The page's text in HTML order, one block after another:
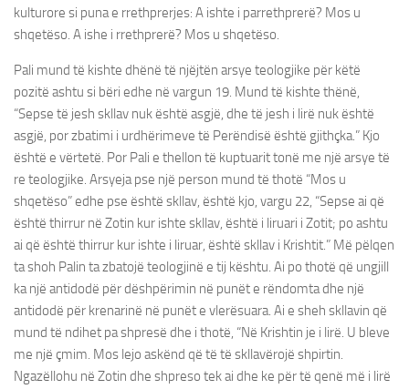
kulturore si puna e rrethprerjes: A ishte i parrethprerë? Mos u
shqetëso. A ishe i rrethprerë? Mos u shqetëso.
Pali mund të kishte dhënë të njëjtën arsye teologjike për këtë
pozitë ashtu si bëri edhe në vargun 19. Mund të kishte thënë,
“Sepse të jesh skllav nuk është asgjë, dhe të jesh i lirë nuk është
asgjë, por zbatimi i urdhërimeve të Perëndisë është gjithçka.” Kjo
është e vërtetë. Por Pali e thellon të kuptuarit tonë me një arsye të
re teologjike. Arsyeja pse një person mund të thotë “Mos u
shqetëso” edhe pse është skllav, është kjo, vargu 22, “Sepse ai që
është thirrur në Zotin kur ishte skllav, është i liruari i Zotit; po ashtu
ai që është thirrur kur ishte i liruar, është skllav i Krishtit.” Më pëlqen
ta shoh Palin ta zbatojë teologjinë e tij kështu. Ai po thotë që ungjill
ka një antidodë për dëshpërimin në punët e rëndomta dhe një
antidodë për krenarinë në punët e vlerësuara. Ai e sheh skllavin që
mund të ndihet pa shpresë dhe i thotë, “Në Krishtin je i lirë. U bleve
me një çmim. Mos lejo askënd që të të skllavërojë shpirtin.
Ngazëllohu në Zotin dhe shpreso tek ai dhe ke për të qenë më i lirë